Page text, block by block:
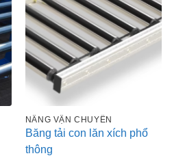
NÂNG VẬN CHUYỂN
Băng tải con lăn xích phổ
thông